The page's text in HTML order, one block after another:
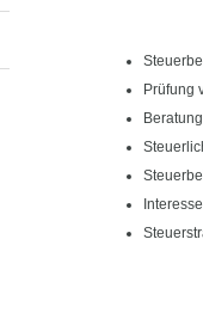
Prüfung